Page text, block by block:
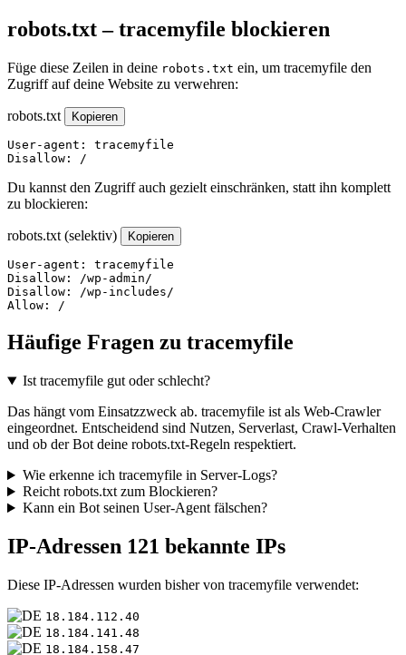
robots.txt – tracemyfile blockieren
Füge diese Zeilen in deine robots.txt ein, um tracemyfile den
Zugriff auf deine Website zu verwehren:
robots.txt Kopieren
User-agent: tracemyfile
Disallow: /
Du kannst den Zugriff auch gezielt einschränken, statt ihn komplett
zu blockieren:
robots.txt (selektiv) Kopieren
User-agent: tracemyfile
Disallow: /wp-admin/
Disallow: /wp-includes/
Allow: /
Häufige Fragen zu tracemyfile
Ist tracemyfile gut oder schlecht?
Das hängt vom Einsatzzweck ab. tracemyfile ist als Web-Crawler
eingeordnet. Entscheidend sind Nutzen, Serverlast, Crawl-Verhalten
und ob der Bot deine robots.txt-Regeln respektiert.
Wie erkenne ich tracemyfile in Server-Logs?
Reicht robots.txt zum Blockieren?
Kann ein Bot seinen User-Agent fälschen?
IP-Adressen 121 bekannte IPs
Diese IP-Adressen wurden bisher von tracemyfile verwendet:
18.184.112.40
18.184.141.48
18.184.158.47